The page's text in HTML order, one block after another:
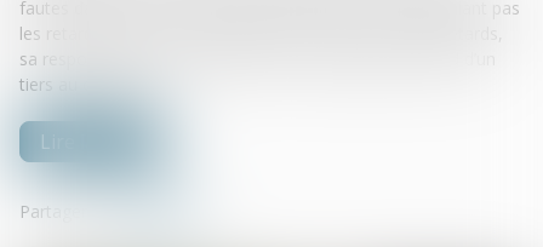
fautes dans le suivi du chantier, notamment en ne signalant pas
les retards ou en ne documentant pas les causes des retards,
sa responsabilité peut également être engagée à l’égard d’un
tiers au contrat...
Lire la suite
Partager sur